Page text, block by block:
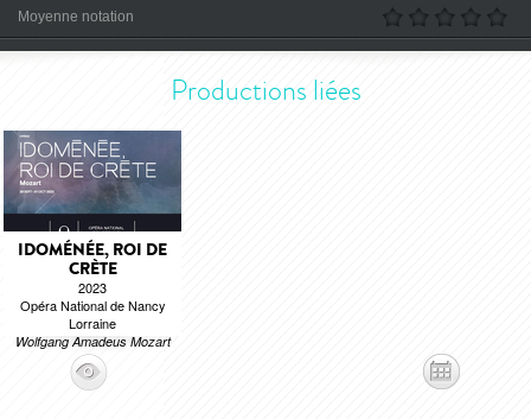
Moyenne notation
Productions liées
IDOMÉNÉE, ROI DE
CRÈTE
2023
Opéra National de Nancy
Lorraine
Wolfgang Amadeus Mozart